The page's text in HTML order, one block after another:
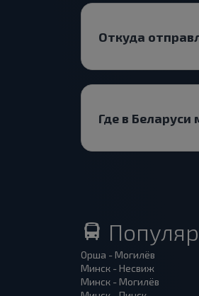
Откуда
Где в Беларуси
Орша - Могилёв
Минск - Несвиж
Минск - Могилёв